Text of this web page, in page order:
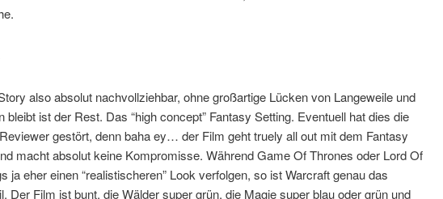
also absolut nachvollziehbar, ohne großartige Lücken von Langeweile und
bleibt ist der Rest. Das “high concept” Fantasy Setting. Eventuell hat dies die
gestört, denn baha ey… der Film geht truely all out mit dem Fantasy
macht absolut keine Kompromisse. Während Game Of Thrones oder Lord Of
ja eher einen “realistischeren” Look verfolgen, so ist Warcraft genau das
Der Film ist bunt, die Wälder super grün, die Magie super blau oder grün und